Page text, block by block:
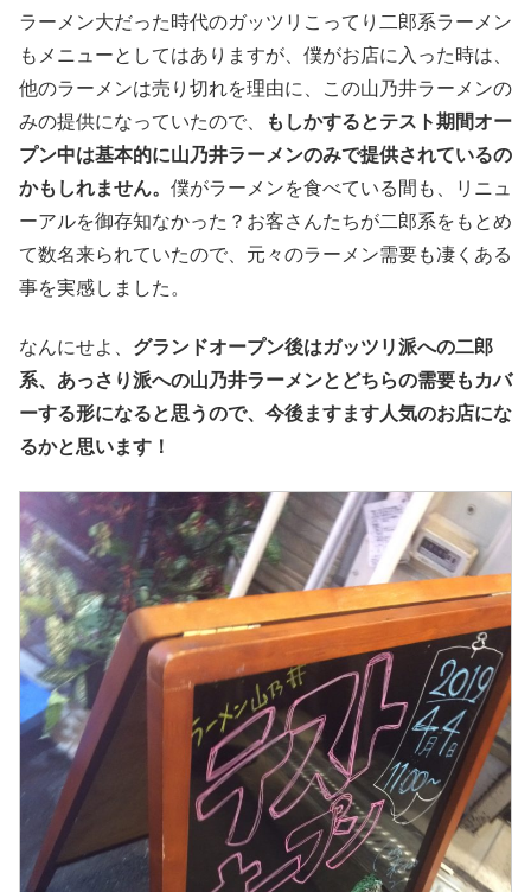
ラーメン大だった時代のガッツリこってり二郎系ラーメン
もメニューとしてはありますが、僕がお店に入った時は、
他のラーメンは売り切れを理由に、この山乃井ラーメンの
みの提供になっていたので、
もしかするとテスト期間オー
プン中は基本的に山乃井ラーメンのみで提供されているの
かもしれません。 僕がラーメンを食べている間も、リニュ
ーアルを御存知なかった？お客さんたちが二郎系をもとめ
て数名来られていたので、元々のラーメン需要も凄くある
事を実感しました。
なんにせよ、 グランドオープン後はガッツリ派への二郎
系、あっさり派への山乃井ラーメンとどちらの需要もカバ
ーする形になると思うので、今後ますます人気のお店にな
るかと思います！